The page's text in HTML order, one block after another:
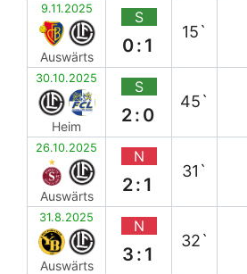
9.11.2025
Auswärts
S
0:1
15`
30.10.2025
Heim
S
2:0
45`
26.10.2025
Auswärts
N
2:1
31`
31.8.2025
Auswärts
N
3:1
32`